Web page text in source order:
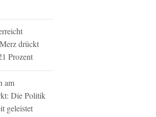
drückt
Prozent
am
Die Politik
geleistet